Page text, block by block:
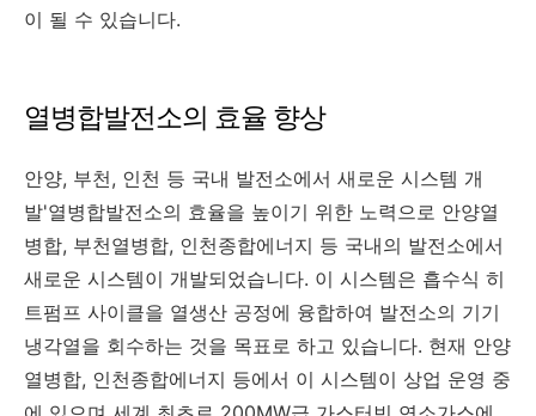
이 될 수 있습니다.
열병합발전소의 효율 향상
안양, 부천, 인천 등 국내 발전소에서 새로운 시스템 개
발'열병합발전소의 효율을 높이기 위한 노력으로 안양열
병합, 부천열병합, 인천종합에너지 등 국내의 발전소에서
새로운 시스템이 개발되었습니다. 이 시스템은 흡수식 히
트펌프 사이클을 열생산 공정에 융합하여 발전소의 기기
냉각열을 회수하는 것을 목표로 하고 있습니다. 현재 안양
열병합, 인천종합에너지 등에서 이 시스템이 상업 운영 중